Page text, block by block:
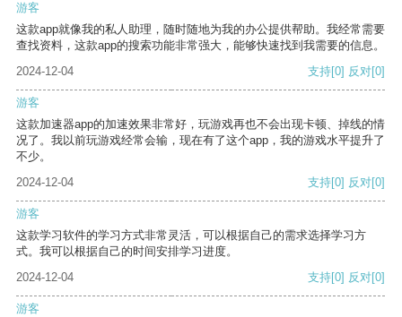
游客
这款app就像我的私人助理，随时随地为我的办公提供帮助。我经常需要
查找资料，这款app的搜索功能非常强大，能够快速找到我需要的信息。
2024-12-04
支持[0] 反对[0]
游客
这款加速器app的加速效果非常好，玩游戏再也不会出现卡顿、掉线的情
况了。我以前玩游戏经常会输，现在有了这个app，我的游戏水平提升了
不少。
2024-12-04
支持[0] 反对[0]
游客
这款学习软件的学习方式非常灵活，可以根据自己的需求选择学习方
式。我可以根据自己的时间安排学习进度。
2024-12-04
支持[0] 反对[0]
游客